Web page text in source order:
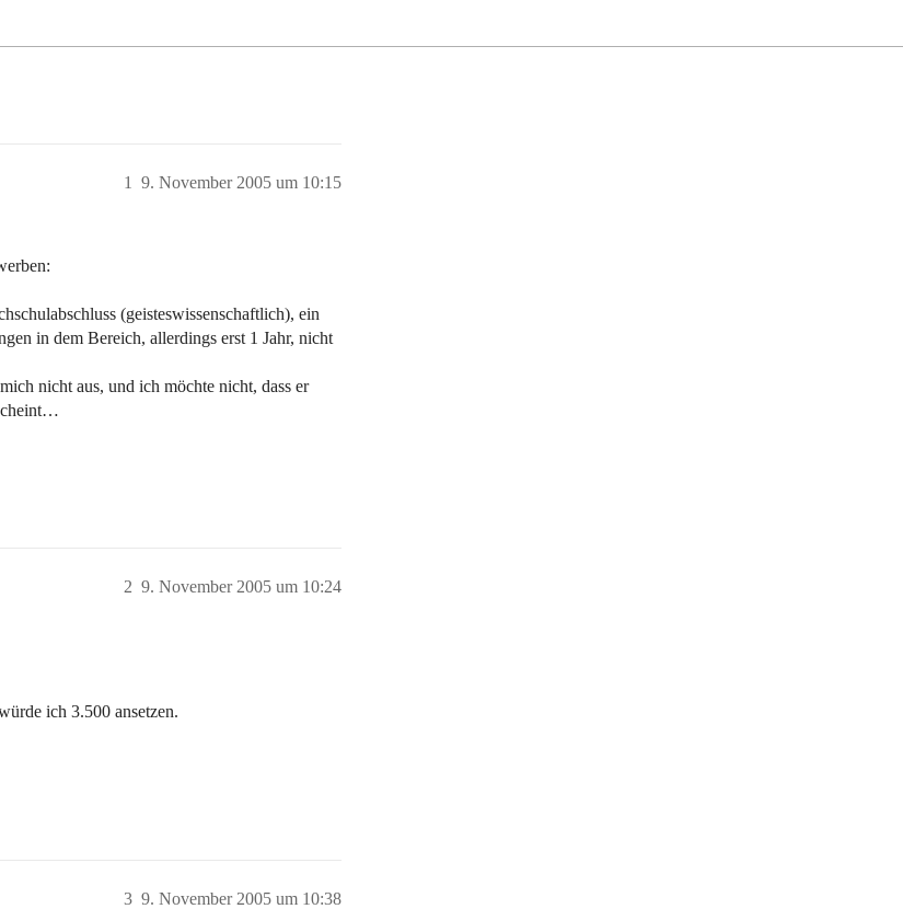
9. November 2005 um 10:15
1
(geisteswissenschaftlich), ein
in dem Bereich, allerdings erst 1 Jahr, nicht
nicht aus, und ich möchte nicht, dass er
9. November 2005 um 10:24
2
ich 3.500 ansetzen.
9. November 2005 um 10:38
3